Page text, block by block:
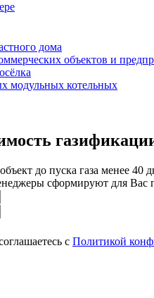
дома
объектов и
модульных котельных
до пуска газа менее 40
сформируют для Вас
с Политикой